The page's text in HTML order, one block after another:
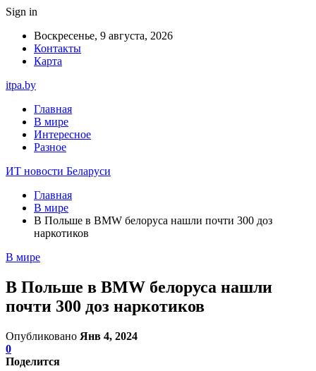
Sign in
Воскресенье, 9 августа, 2026
Контакты
Карта
itpa.by
Главная
В мире
Интересное
Разное
ИТ новости Беларуси
Главная
В мире
В Польше в BMW белоруса нашли почти 300 доз
наркотиков
В мире
В Польше в BMW белоруса нашли
почти 300 доз наркотиков
Опубликовано Янв 4, 2024
0
Поделится